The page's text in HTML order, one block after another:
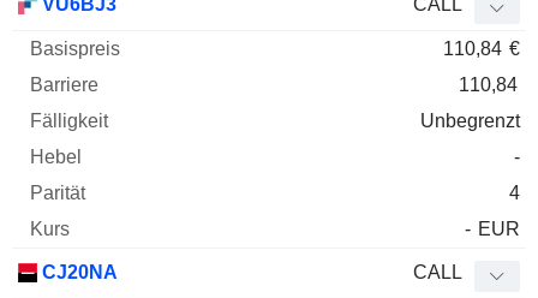
VU6BJ3 CALL
110,84 €
110,84
Unbegrenzt
-
4
- EUR
CJ20NA CALL